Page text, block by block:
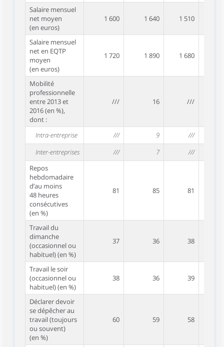
Salaire mensuel
net moyen
(en euros)
1 600 1 640 1 510
Salaire mensuel
net en EQTP
moyen
(en euros)
1 720 1 890 1 680
Mobilité
professionnelle
entre 2013 et
2016 (en %),
dont :
/// 16 ///
Intra-entreprise /// 9 ///
Inter-entreprises
/// 7 ///
Repos
hebdomadaire
d’au moins
48 heures
consécutives
(en %)
81 85 81
Travail du
dimanche
(occasionnel ou
habituel) (en %)
37 36 38
Travail le soir
(occasionnel ou
habituel) (en %)
38 36 39
Déclarer devoir
se dépêcher au
travail (toujours
ou souvent)
(en %)
60 59 58